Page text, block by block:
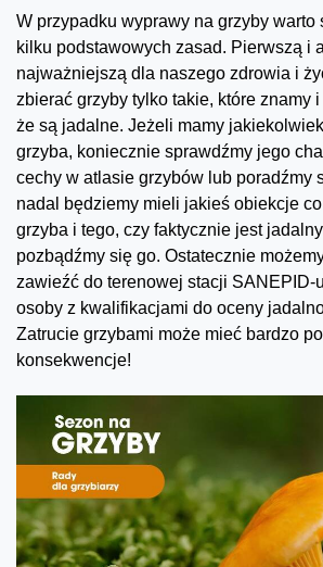
W przypadku wyprawy na grzyby warto
kilku podstawowych zasad. Pierwszą i
najważniejszą dla naszego zdrowia i
zbierać grzyby tylko takie, które znamy
że są jadalne. Jeżeli mamy
grzyba, koniecznie sprawdźmy jego
cechy w atlasie grzybów lub poradźmy
nadal będziemy mieli jakieś obiekcje
grzyba i tego, czy faktycznie jest
pozbądźmy się go. Ostatecznie
zawieźć do terenowej stacji SANEPID-
osoby z kwalifikacjami do oceny
Zatrucie grzybami może mieć bardzo
konsekwencje!